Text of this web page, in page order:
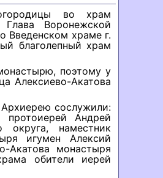
во храм
Воронежской
Введенском храме г.
благолепный храм
поэтому у
Алексиево-Акатова
сослужили:
протоиерей Андрей
округа, наместник
игумен Алексий
Акатова монастыря
обители иерей